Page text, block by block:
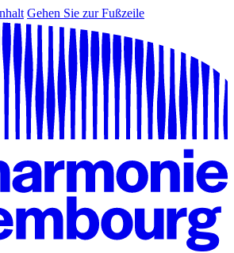
Gehen Sie zur Fußzeile